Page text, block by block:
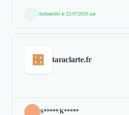
Authentifié le 22/07/2026 par
taraclarte.fr
S***** K*****